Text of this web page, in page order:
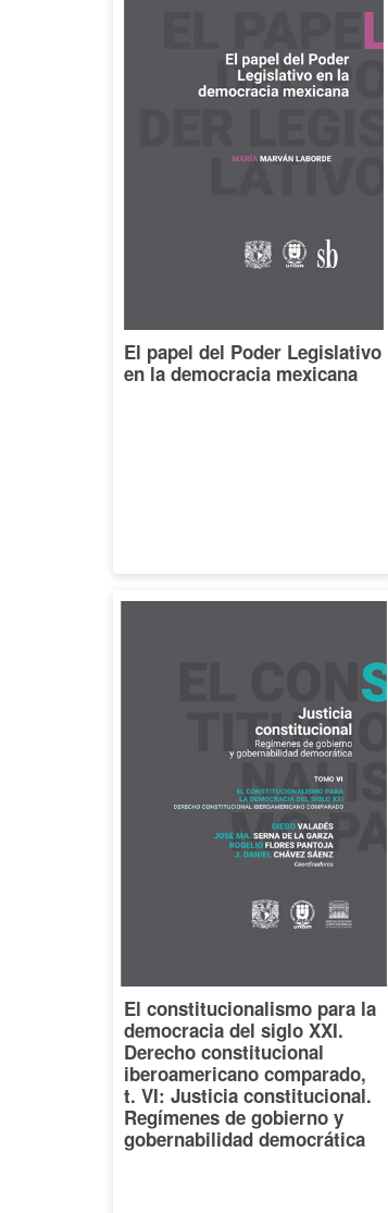
El papel del Poder Legislativo
en la democracia mexicana
El constitucionalismo para la
democracia del siglo XXI.
Derecho constitucional
iberoamericano comparado,
t. VI: Justicia constitucional.
Regímenes de gobierno y
gobernabilidad democrática